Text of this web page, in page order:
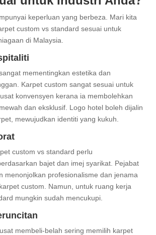
keperluan yang berbeza. Mari kita
custom vs standard sesuai untuk
di Malaysia.
mementingkan estetika dan
Karpet custom sangat sesuai untuk
konvensyen kerana ia membolehkan
dan eksklusif. Logo hotel boleh dijalin
mewujudkan identiti yang kukuh.
custom vs standard perlu
bajet dan imej syarikat. Pejabat
menonjolkan profesionalisme dan jenama
custom. Namun, untuk ruang kerja
mungkin sudah mencukupi.
membeli-belah sering memilih karpet